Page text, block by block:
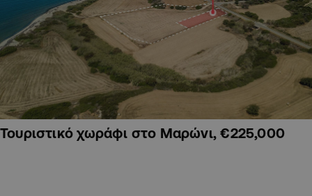
Τουριστικό χωράφι στο Μαρώνι, €225,000